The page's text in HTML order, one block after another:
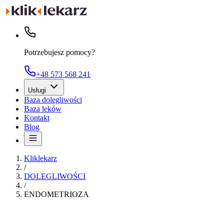
Potrzebujesz pomocy?
+48 573 568 241
Usługi
Baza dolegliwości
Baza leków
Kontakt
Blog
Kliklekarz
/
DOLEGLIWOŚCI
/
ENDOMETRIOZA